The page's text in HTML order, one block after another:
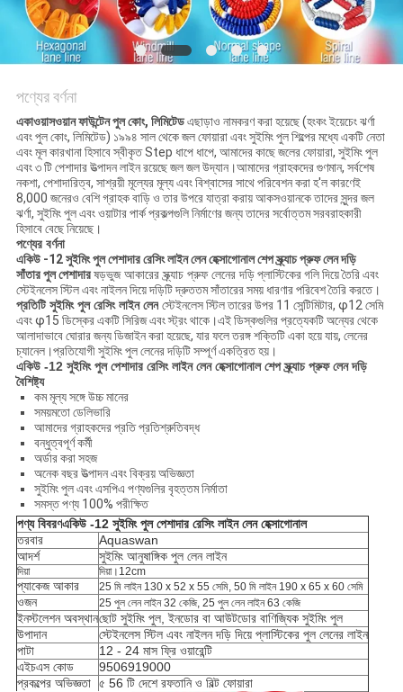
পণ্যের বর্ণনা
একাওয়াসওয়ান ফাউন্টেন পুল কোং, লিমিটেডএছাড়াও নামকরণ করা হয়েছে (হংকং ইয়েচেং ঝর্ণা
এবং পুল কোং, লিমিটেড) ১৯৯৪ সাল থেকে জল ফোয়ারা এবং সুইমিং পুল শিল্পের মধ্যে একটি নেতা
এবং মূল কারখানা হিসাবে স্বীকৃত Step ধাপে ধাপে, আমাদের কাছে জলের ফোয়ারা, সুইমিং পুল
এবং ৩ টি পেশাদার উত্পাদন লাইন রয়েছে জল জল উদ্যান।আমাদের গ্রাহকদের গুণমান, সর্বশেষ
নকশা, পেশাদারিত্ব, সাশ্রয়ী মূল্যের মূল্য এবং বিশ্বাসের সাথে পরিবেশন করা হ'ল কারণেই
8,000 জনেরও বেশি গ্রাহক বাড়ি ও তার উপরে যাত্রা করায় আকসওয়ানকে তাদের সুন্দর জল
ঝর্ণা, সুইমিং পুল এবং ওয়াটার পার্ক প্রকল্পগুলি নির্মাণের জন্য তাদের সর্বোত্তম সরবরাহকারী
হিসাবে বেছে নিয়েছে।
পণ্যের বর্ণনা
একিউ -12 সুইমিং পুল পেশাদার রেসিং লাইন লেন হেক্সাগোনাল শেপ স্ক্র্যাচ প্রুফ লেন দড়ি
সাঁতার পুল পেশাদারষড়ভুজ আকারের স্ক্র্যাচ প্রুফ লেনের দড়িপ্লাস্টিকের গলি দিয়ে তৈরি এবং
স্টেইনলেস স্টিল এবং নাইলন দিয়ে দড়িটি দ্রুততম সাঁতারের সময় ধারণার পরিবেশ তৈরি করতে।
প্রতিটি সুইমিং পুল রেসিং লাইন লেন স্টেইনলেস স্টিল তারের উপর 11 সেন্টিমিটার, φ12 সেমি
এবং φ15 ডিস্কের একটি সিরিজ এবং স্ট্রং থাকে।এই ডিস্কগুলির প্রত্যেকটি অন্যের থেকে
আলাদাভাবে ঘোরার জন্য ডিজাইন করা হয়েছে, যার ফলে তরঙ্গ শক্তিটি একা হয়ে যায়, লেনের
চ্যানেল।প্রতিযোগী সুইমিং পুল লেনের দড়িটি সম্পূর্ণ একত্রিত হয়।
একিউ -12 সুইমিং পুল পেশাদার রেসিং লাইন লেন হেক্সাগোনাল শেপ স্ক্র্যাচ প্রুফ লেন দড়ি
বৈশিষ্ট্য
কম মূল্য সঙ্গে উচ্চ মানের
সময়মতো ডেলিভারি
আমাদের গ্রাহকদের প্রতি প্রতিশ্রুতিবদ্ধ
বন্ধুত্বপূর্ণ কর্মী
অর্ডার করা সহজ
অনেক বছর উত্পাদন এবং বিক্রয় অভিজ্ঞতা
সুইমিং পুল এবং এসপিএ পণ্যগুলির বৃহত্তম নির্মাতা
সমস্ত পণ্য 100% পরীক্ষিত
পণ্য বিবরণএকিউ -12 সুইমিং পুল পেশাদার রেসিং লাইন লেন হেক্সাগোনাল
তরবার
Aquaswan
আদর্শ
সুইমিং আনুষাঙ্গিক পুল লেন লাইন
দিয়া দিয়া।12cm
প্যাকেজ আকার 25 মি লাইন 130 x 52 x 55 সেমি, 50 মি লাইন 190 x 65 x 60 সেমি
ওজন 25 পুল লেন লাইন 32 কেজি, 25 পুল লেন লাইন 63 কেজি
ইনস্টলেশন অবস্থানছোট সুইমিং পুল, ইনডোর বা আউটডোর বাণিজ্যিক সুইমিং পুল
উপাদান
স্টেইনলেস স্টিল এবং নাইলন দড়ি দিয়ে প্লাস্টিকের পুল লেনের লাইন
পাটা
12 - 24 মাস ফ্রি ওয়ারেন্টি
এইচএস কোড
9506919000
প্রকল্পের অভিজ্ঞতা ৫ 56 টি দেশে রফতানি ও বিল্ট ফোয়ারা